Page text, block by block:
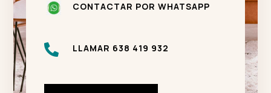
CONTACTAR POR WHATSAPP
 LLAMAR 638 419 932